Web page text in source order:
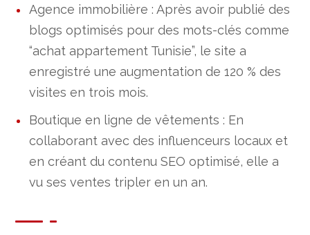
Agence immobilière : Après avoir publié des
blogs optimisés pour des mots-clés comme
“achat appartement Tunisie”, le site a
enregistré une augmentation de 120 % des
visites en trois mois.
Boutique en ligne de vêtements : En
collaborant avec des influenceurs locaux et
en créant du contenu SEO optimisé, elle a
vu ses ventes tripler en un an.